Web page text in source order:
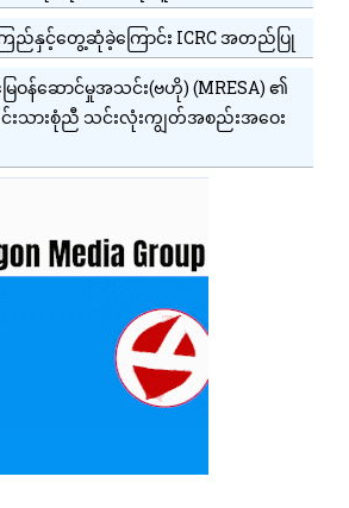
ြည်နှင့်တွေ့ဆုံခဲ့ကြောင်း ICRC အတည်ပြု
ြေဝန်ဆောင်မှုအသင်း(ဗဟို) (MRESA) ၏
ားစုံညီ သင်းလုံးကျွတ်အစည်းအဝေး